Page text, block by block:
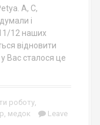
A, C,
і
12 наших
відновити
Вас сталося це
роботу,
, медок
Leave